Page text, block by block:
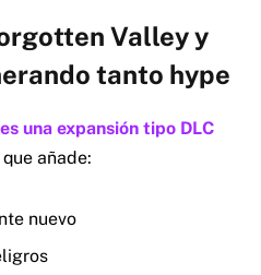
Valley y
tanto hype
una expansión tipo DLC
que añade:
nuevo